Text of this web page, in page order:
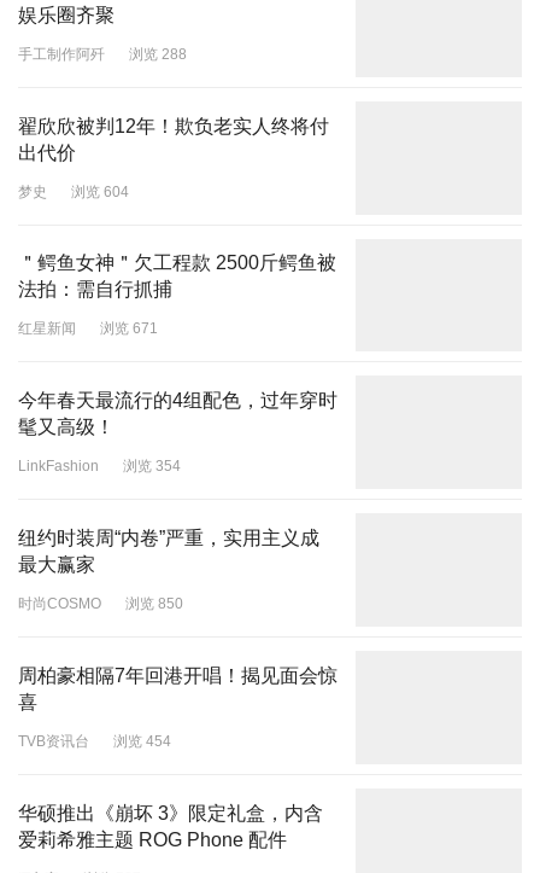
娱乐圈齐聚
手工制作阿歼 浏览 288
翟欣欣被判12年！欺负老实人终将付
出代价
梦史 浏览 604
＂鳄鱼女神＂欠工程款 2500斤鳄鱼被
法拍：需自行抓捕
红星新闻 浏览 671
今年春天最流行的4组配色，过年穿时
髦又高级！
LinkFashion 浏览 354
纽约时装周“内卷”严重，实用主义成
最大赢家
时尚COSMO 浏览 850
周柏豪相隔7年回港开唱！揭见面会惊
喜
TVB资讯台 浏览 454
华硕推出《崩坏 3》限定礼盒，内含
爱莉希雅主题 ROG Phone 配件